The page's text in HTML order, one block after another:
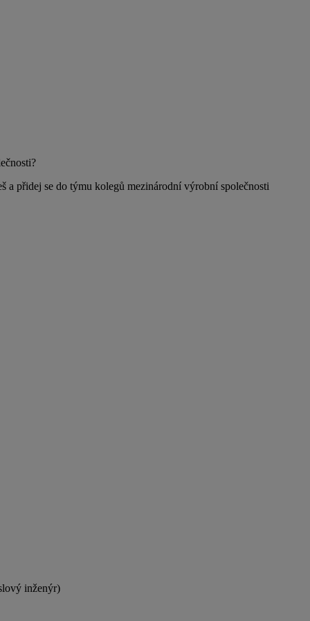
a přidej se do týmu kolegů mezinárodní výrobní společnosti
inženýr)